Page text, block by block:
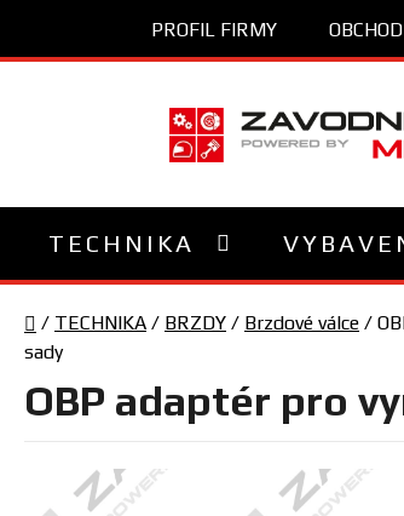
obsah
PROFIL FIRMY
TECHNIKA
Domů
/ TECHNIKA / BRZDY / Brzdové válce /
sady
OBP adaptér pro